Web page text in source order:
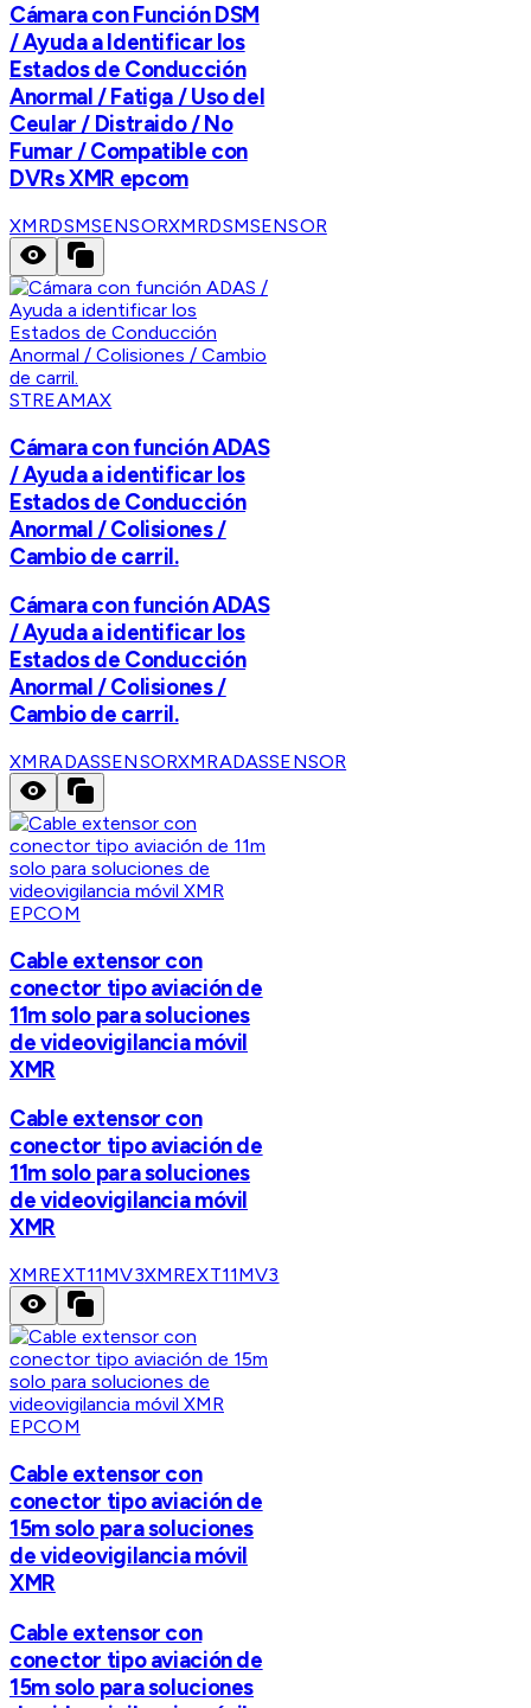
Cámara con Función DSM
/ Ayuda a Identificar los
Estados de Conducción
Anormal / Fatiga / Uso del
Ceular / Distraido / No
Fumar / Compatible con
DVRs XMR epcom
XMRDSMSENSORXMRDSMSENSOR
STREAMAX
Cámara con función ADAS
/ Ayuda a identificar los
Estados de Conducción
Anormal / Colisiones /
Cambio de carril.
Cámara con función ADAS
/ Ayuda a identificar los
Estados de Conducción
Anormal / Colisiones /
Cambio de carril.
XMRADASSENSORXMRADASSENSOR
EPCOM
Cable extensor con
conector tipo aviación de
11m solo para soluciones
de videovigilancia móvil
XMR
Cable extensor con
conector tipo aviación de
11m solo para soluciones
de videovigilancia móvil
XMR
XMREXT11MV3XMREXT11MV3
EPCOM
Cable extensor con
conector tipo aviación de
15m solo para soluciones
de videovigilancia móvil
XMR
Cable extensor con
conector tipo aviación de
15m solo para soluciones